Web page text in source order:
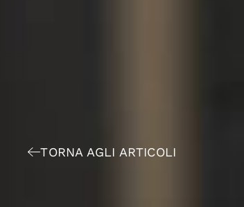
TORNA AGLI ARTICOLI